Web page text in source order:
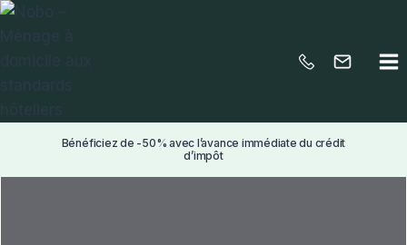
Aller
Bénéficiez de -50% avec l’avance immédiate du crédit
d’impôt